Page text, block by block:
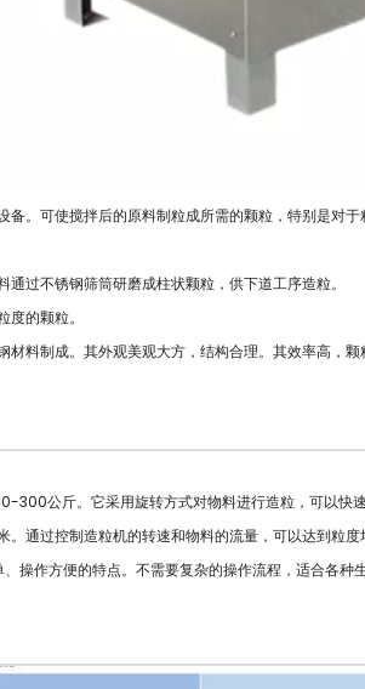
。可使搅拌后的原料制粒成所需的颗粒，特别是对于
过不锈钢筛筒研磨成柱状颗粒，供下道工序造粒。
的颗粒。
料制成。其外观美观大方，结构合理。其效率高，
300公斤。它采用旋转方式对物料进行造粒，可以快
通过控制造粒机的转速和物料的流量，可以达到粒度
操作方便的特点。不需要复杂的操作流程，适合各种生